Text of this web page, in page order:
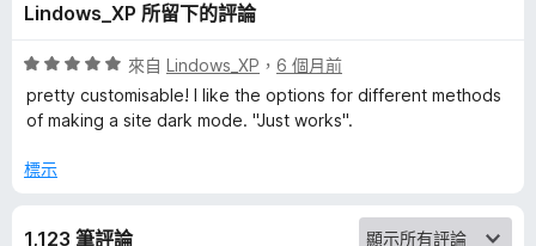
k
g
o
Lindows_XP 所留下的評論
評
價
5
，
5
來自 Lindows_XP ， 6 個月前
pretty customisable! I like the options for different methods
of making a site dark mode. "Just works".
標示
1,123 筆評論